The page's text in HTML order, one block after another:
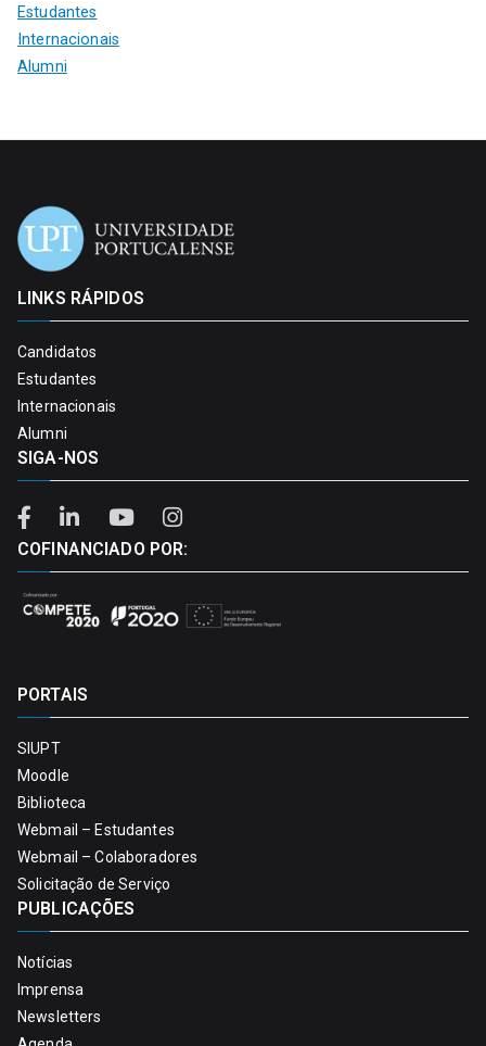
Estudantes
Internacionais
Alumni
LINKS RÁPIDOS
Candidatos
Estudantes
Internacionais
Alumni
SIGA-NOS
COFINANCIADO POR:
PORTAIS
SIUPT
Moodle
Biblioteca
Webmail – Estudantes
Webmail – Colaboradores
Solicitação de Serviço
PUBLICAÇÕES
Notícias
Imprensa
Newsletters